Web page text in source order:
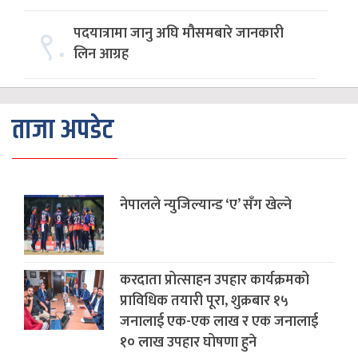
९. पदयात्रामा जानु अघि मौसमबारे जानकारी
लिन आग्रह
ताजा अपडेट
नेपालले न्युजिल्यान्ड ‘ए’ सँग खेल्ने
करदाता प्रोत्साहन उपहार कार्यक्रमको
प्राविधिक तयारी पूरा, शुक्रबार १५
जनालाई एक-एक लाख र एक जनालाई
१० लाख उपहार घोषणा हुने